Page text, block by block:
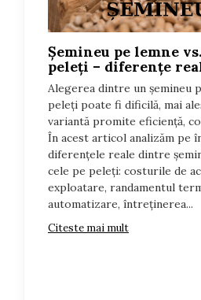
Șemineu pe lemne
peleți – diferențe
Alegerea dintre un șemineu
peleți poate fi dificilă, mai
variantă promite eficiență,
În acest articol analizăm pe
diferențele reale dintre
cele pe peleți: costurile de
exploatare, randamentul
automatizare, întreținerea...
Citeste mai mult